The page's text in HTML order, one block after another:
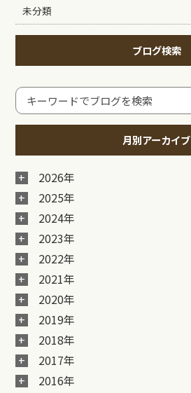
未分類
ブログ検索
月別アーカイブ
2026年
2025年
2024年
2023年
2022年
2021年
2020年
2019年
2018年
2017年
2016年